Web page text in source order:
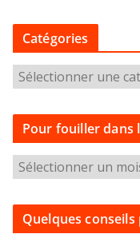
Catégories
a
t
g
e
Pour fouiller dans
o
u
Quelques